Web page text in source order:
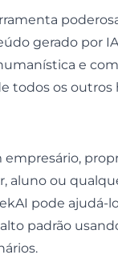
gerado por
e
todos os outros
empresário,
aluno ou
pode ajudá-
padrão